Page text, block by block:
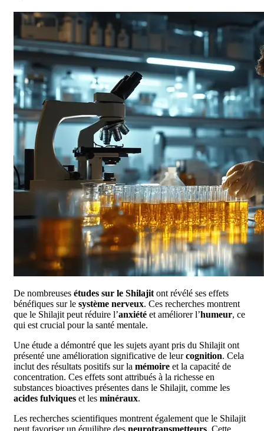
De nombreuses études sur le Shilajit ont révélé ses effets
bénéfiques sur le système nerveux. Ces recherches montrent
que le Shilajit peut réduire l’anxiété et améliorer l’humeur, ce
qui est crucial pour la santé mentale.
Une étude a démontré que les sujets ayant pris du Shilajit ont
présenté une amélioration significative de leurcognition. Cela
inclut des résultats positifs sur la mémoire et la capacité de
concentration. Ces effets sont attribués à la richesse en
substances bioactives présentes dans le Shilajit, comme les
acides fulviques et les minéraux.
Les recherches scientifiques montrent également que le Shilajit
peut favoriser un équilibre des neurotransmetteurs. Cette